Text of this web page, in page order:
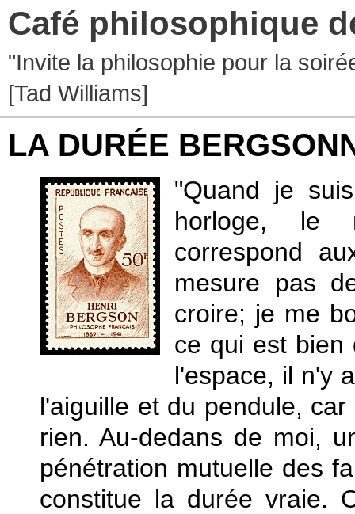
Café philosophique
"Invite la philosophie pour la
[Tad Williams]
LA DURÉE
"Quand je
horloge, le
correspond
mesure pas
croire; je me
ce qui est bien
l'espace, il n'y
l'aiguille et du pendule,
rien. Au-dedans de moi,
pénétration mutuelle des
constitue la durée vraie.